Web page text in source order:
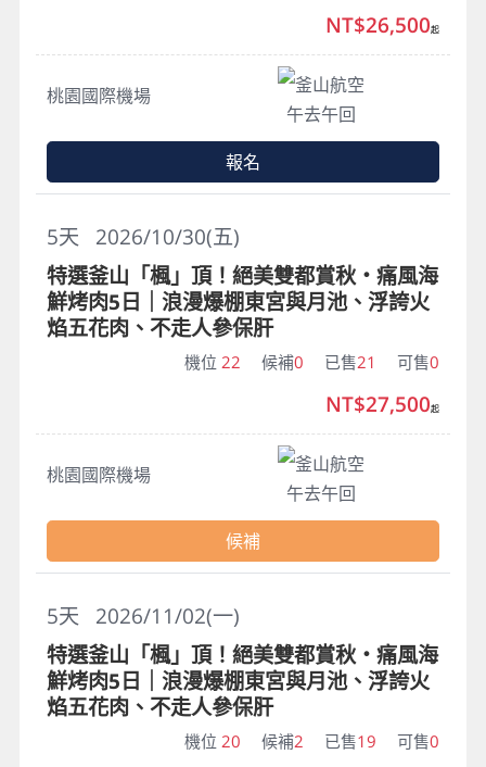
桃園國際機場
釜山航空
午去午回
NT$26,500起
報名
2026/10/30(五)
5天
特選釜山「楓」頂！絕美雙都賞秋・痛風海
鮮烤肉5日｜浪漫爆棚東宮與月池、浮誇火
焰五花肉、不走人參保肝
機位 22 候補0 已售21 可售0
桃園國際機場
釜山航空
午去午回
NT$27,500起
候補
2026/11/02(一)
5天
特選釜山「楓」頂！絕美雙都賞秋・痛風海
鮮烤肉5日｜浪漫爆棚東宮與月池、浮誇火
焰五花肉、不走人參保肝
機位 20 候補2 已售19 可售0